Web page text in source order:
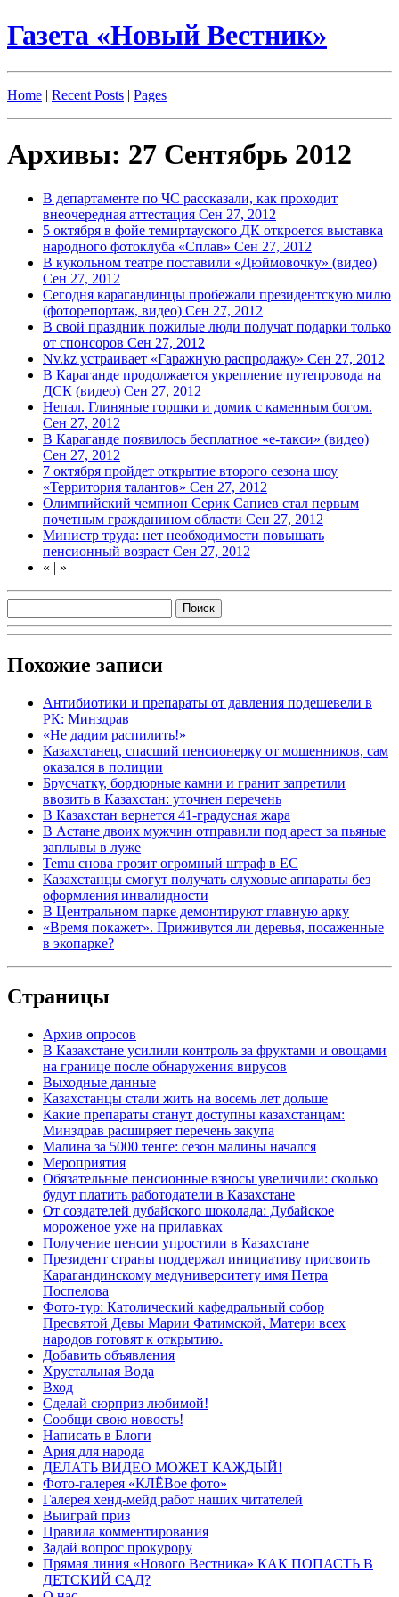
Газета «Новый Вестник»
Home | Recent Posts | Pages
Архивы: 27 Сентябрь 2012
В департаменте по ЧС рассказали, как проходит
внеочередная аттестация Сен 27, 2012
5 октября в фойе темиртауского ДК откроется выставка
народного фотоклуба «Сплав» Сен 27, 2012
В кукольном театре поставили «Дюймовочку» (видео)
Сен 27, 2012
Сегодня карагандинцы пробежали президентскую милю
(фоторепортаж, видео) Сен 27, 2012
В свой праздник пожилые люди получат подарки только
от спонсоров Сен 27, 2012
Nv.kz устраивает «Гаражную распродажу» Сен 27, 2012
В Караганде продолжается укрепление путепровода на
ДСК (видео) Сен 27, 2012
Непал. Глиняные горшки и домик с каменным богом.
Сен 27, 2012
В Караганде появилось бесплатное «е-такси» (видео)
Сен 27, 2012
7 октября пройдет открытие второго сезона шоу
«Территория талантов» Сен 27, 2012
Олимпийский чемпион Серик Сапиев стал первым
почетным гражданином области Сен 27, 2012
Министр труда: нет необходимости повышать
пенсионный возраст Сен 27, 2012
« | »
Похожие записи
Антибиотики и препараты от давления подешевели в
РК: Минздрав
«Не дадим распилить!»
Казахстанец, спасший пенсионерку от мошенников, сам
оказался в полиции
Брусчатку, бордюрные камни и гранит запретили
ввозить в Казахстан: уточнен перечень
В Казахстан вернется 41-градусная жара
В Астане двоих мужчин отправили под арест за пьяные
заплывы в луже
Temu снова грозит огромный штраф в ЕС
Казахстанцы смогут получать слуховые аппараты без
оформления инвалидности
В Центральном парке демонтируют главную арку
«Время покажет». Приживутся ли деревья, посаженные
в экопарке?
Страницы
Архив опросов
В Казахстане усилили контроль за фруктами и овощами
на границе после обнаружения вирусов
Выходные данные
Казахстанцы стали жить на восемь лет дольше
Какие препараты станут доступны казахстанцам:
Минздрав расширяет перечень закупа
Малина за 5000 тенге: сезон малины начался
Мероприятия
Обязательные пенсионные взносы увеличили: сколько
будут платить работодатели в Казахстане
От создателей дубайского шоколада: Дубайское
мороженое уже на прилавках
Получение пенсии упростили в Казахстане
Президент страны поддержал инициативу присвоить
Карагандинскому медуниверситету имя Петра
Поспелова
Фото-тур: Католический кафедральный собор
Пресвятой Девы Марии Фатимской, Матери всех
народов готовят к открытию.
Добавить объявления
Хрустальная Вода
Вход
Сделай сюрприз любимой!
Сообщи свою новость!
Написать в Блоги
Ария для народа
ДЕЛАТЬ ВИДЕО МОЖЕТ КАЖДЫЙ!
Фото-галерея «КЛЁВое фото»
Галерея хенд-мейд работ наших читателей
Выиграй приз
Правила комментирования
Задай вопрос прокурору
Прямая линия «Нового Вестника» КАК ПОПАСТЬ В
ДЕТСКИЙ САД?